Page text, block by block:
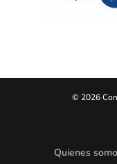
© 2026
Quienes